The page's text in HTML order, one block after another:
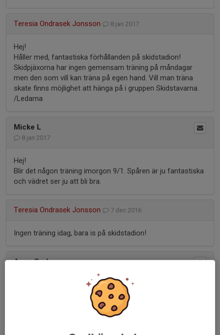
Teresia Ondrasek Jonsson 8 jan 2017
Hej!
Håller med, fantastiska förhållanden på skidstadion!
Skidpjäxorna har ingen gemensam träning på måndagar
men den som vill kan träna på egen hand. Vill man träna
skate finns möjlighet att hänga på i gruppen Skidstavarna.
/Ledarna
Micke L
8 jan 2017
Hej!
Blir det någon träning imorgon 9/1. Spåren är ju fantastiska
och vädret ser ju att bli bra.
Teresia Ondrasek Jonsson 7 dec 2016
Ingen träning idag, bara is på skidstadion!
Anna Grahn
Blir det ngn träning idag den 7/12